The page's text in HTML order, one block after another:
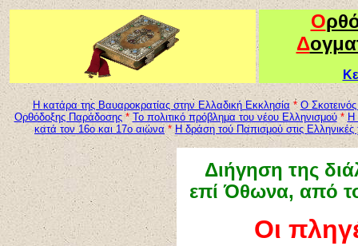
Ο
Δ
Ηκατάρα της Βαυαροκρατίας στην Ελλαδική Εκκλησία *Ο
Ορθόδοξης Παράδοσης * Το πολιτικό πρόβλημα του νέου Ελληνισμού* Η
κατά τον 16ο και 17ο αιώνα*Η δράση τού Παπισμού στις
Διήγηση της
επί Όθωνα, από
Οι